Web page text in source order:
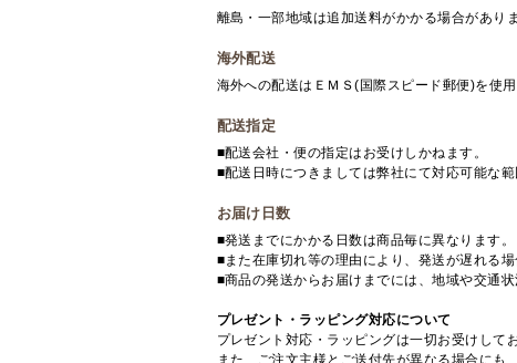
離島・一部地域は追加送料がかかる場合があり
海外配送
海外への配送はＥＭＳ(国際スピード郵便)を使
配送指定
■配送会社・便の指定はお受けしかねます。
■配送日時につきましては弊社にて対応可能な
お届け日数
■発送までにかかる日数は商品毎に異なります。
■また在庫切れ等の理由により、発送が遅れる場
■商品の発送からお届けまでには、地域や交通
プレゼント・ラッピング対応について
プレゼント対応・ラッピングは一切お受けして
また、ご注文主様とご送付先が異なる場合にも